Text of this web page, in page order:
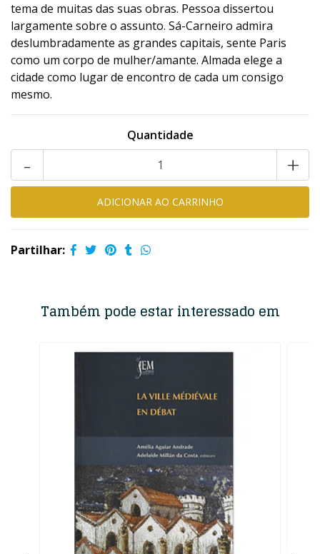
tema de muitas das suas obras. Pessoa dissertou
largamente sobre o assunto. Sá-Carneiro admira
deslumbradamente as grandes capitais, sente Paris
como um corpo de mulher/amante. Almada elege a
cidade como lugar de encontro de cada um consigo
mesmo.
Quantidade
+
-
Partilhar:
Também pode estar interessado em